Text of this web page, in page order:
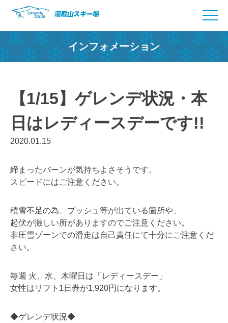
content
インフォメーション
【1/15】ゲレンデ状況・本
日はレディースデーです!!
2020.01.15
締まったバーンが気持ちよさそうです。
スピードにはご注意ください。
積雪不足の為、ブッシュ等が出ている箇所や、
起伏が激しい所がありますのでご注意ください。
非圧雪ゾーンでの滑走は自己責任にて十分にご注意くだ
さい。
毎週 火、水、木曜日は「レディースデー」
女性はリフト1日券が1,920円になります。
◆ゲレンデ状況◆